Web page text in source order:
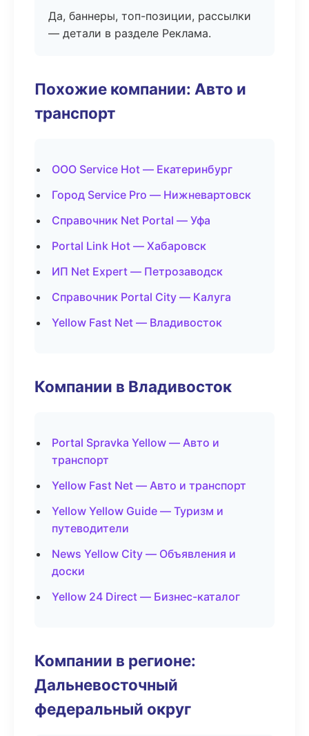
Да, баннеры, топ-позиции, рассылки
— детали в разделе Реклама.
Похожие компании: Авто и
транспорт
ООО Service Hot — Екатеринбург
Город Service Pro — Нижневартовск
Справочник Net Portal — Уфа
Portal Link Hot — Хабаровск
ИП Net Expert — Петрозаводск
Справочник Portal City — Калуга
Yellow Fast Net — Владивосток
Компании в Владивосток
Portal Spravka Yellow — Авто и
транспорт
Yellow Fast Net — Авто и транспорт
Yellow Yellow Guide — Туризм и
путеводители
News Yellow City — Объявления и
доски
Yellow 24 Direct — Бизнес-каталог
Компании в регионе:
Дальневосточный
федеральный округ